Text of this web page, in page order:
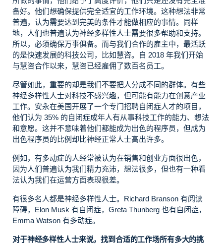
备好。他们想确保提供完全适宜的工作环境。这种想法非常
普遍，认为需要达到完美的条件才能做相应的事情。同样
地，人们也普遍认为神经多样性人士需要很多帮助和支持。
所以，必须确保万事俱备。而与我们合作的雇主中，最活跃
的是快速发展的科技公司，比如慧咨。自 2018 年我们开始
与慧咨合作以来，慧咨已经雇佣了数百名员工。
尽管如此，重要的却是我们不要把人分成不同的群体。有些
神经多样性人士对科技不感兴趣，但可能有能力在创意产业
工作。安永在美国开展了一个专门招聘自闭症人才的项目，
他们认为 35% 的自闭症成年人有从事科技工作的能力、想法
和意愿。这并不意味着他们都能成为出色的程序员，但成为
出色程序员的比例却比神经正常人士高出许多。
例如，有多动症的人经常被认为在销售和创业方面很出色，
因为人们普遍认为我们精力充沛，想法很多，但也有一种看
法认为我们在运营方面表现很差。
有很多名人都是神经多样性人士。Richard Branson 有阅读
障碍，Elon Musk 有自闭症，Greta Thunberg 也有自闭症，
Emma Watson 有多动症。
对于神经多样性人士来说，找到合适的工作场所有多大的挑